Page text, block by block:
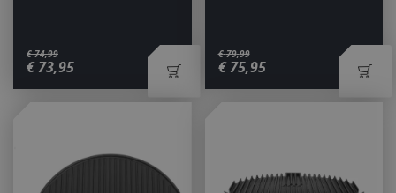
€ 74,99
€ 73,95
€ 79,99
€ 75,95